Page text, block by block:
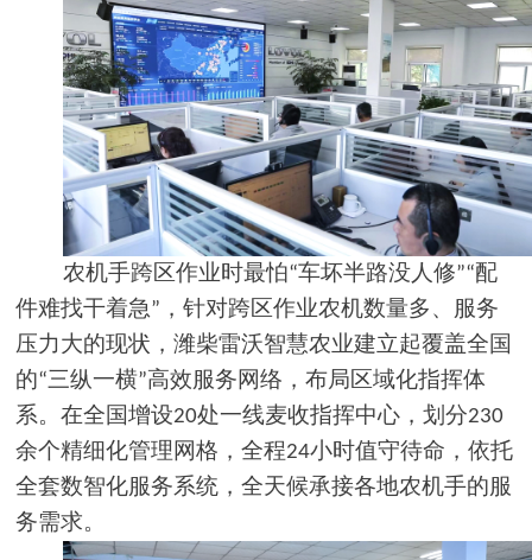
农机手跨区作业时最怕“车坏半路没人修”“配
件难找干着急” ，针对跨区作业农机数量多、服务
压力大的现状，潍柴雷沃智慧农业建立起覆盖全国
的“三纵一横”高效服务网络，布局区域化指挥体
系。在全国增设20处一线麦收指挥中心，划分230
余个精细化管理网格，全程24小时值守待命，依托
全套数智化服务系统，全天候承接各地农机手的服
务需求。